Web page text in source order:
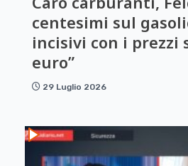
centesimi sul
incisivi con i prezzi
euro”
29 Luglio 2026